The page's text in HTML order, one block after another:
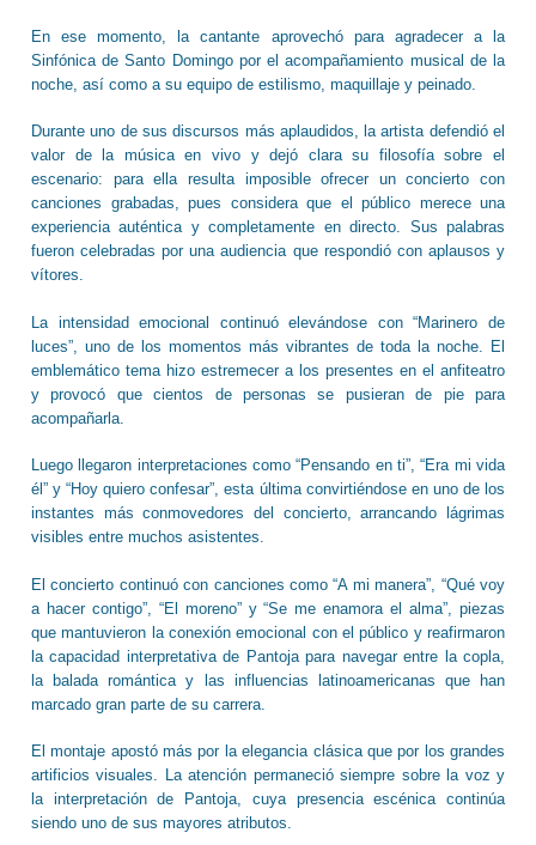
En ese momento, la cantante aprovechó para agradecer a la
Sinfónica de Santo Domingo por el acompañamiento musical de la
noche, así como a su equipo de estilismo, maquillaje y peinado.
Durante uno de sus discursos más aplaudidos, la artista defendió el
valor de la música en vivo y dejó clara su filosofía sobre el
escenario: para ella resulta imposible ofrecer un concierto con
canciones grabadas, pues considera que el público merece una
experiencia auténtica y completamente en directo. Sus palabras
fueron celebradas por una audiencia que respondió con aplausos y
vítores.
La intensidad emocional continuó elevándose con “Marinero de
luces”, uno de los momentos más vibrantes de toda la noche. El
emblemático tema hizo estremecer a los presentes en el anfiteatro
y provocó que cientos de personas se pusieran de pie para
acompañarla.
Luego llegaron interpretaciones como “Pensando en ti”, “Era mi vida
él” y “Hoy quiero confesar”, esta última convirtiéndose en uno de los
instantes más conmovedores del concierto, arrancando lágrimas
visibles entre muchos asistentes.
El concierto continuó con canciones como “A mi manera”, “Qué voy
a hacer contigo”, “El moreno” y “Se me enamora el alma”, piezas
que mantuvieron la conexión emocional con el público y reafirmaron
la capacidad interpretativa de Pantoja para navegar entre la copla,
la balada romántica y las influencias latinoamericanas que han
marcado gran parte de su carrera.
El montaje apostó más por la elegancia clásica que por los grandes
artificios visuales. La atención permaneció siempre sobre la voz y
la interpretación de Pantoja, cuya presencia escénica continúa
siendo uno de sus mayores atributos.